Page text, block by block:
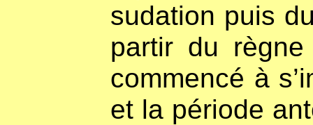
sudation puis
partir du
commencé à
et la période